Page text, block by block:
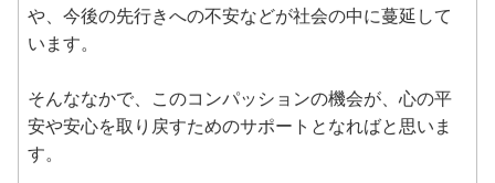
や、今後の先行きへの不安などが社会の中に蔓延して
います。
そんななかで、このコンパッションの機会が、心の平
安や安心を取り戻すためのサポートとなればと思いま
す。